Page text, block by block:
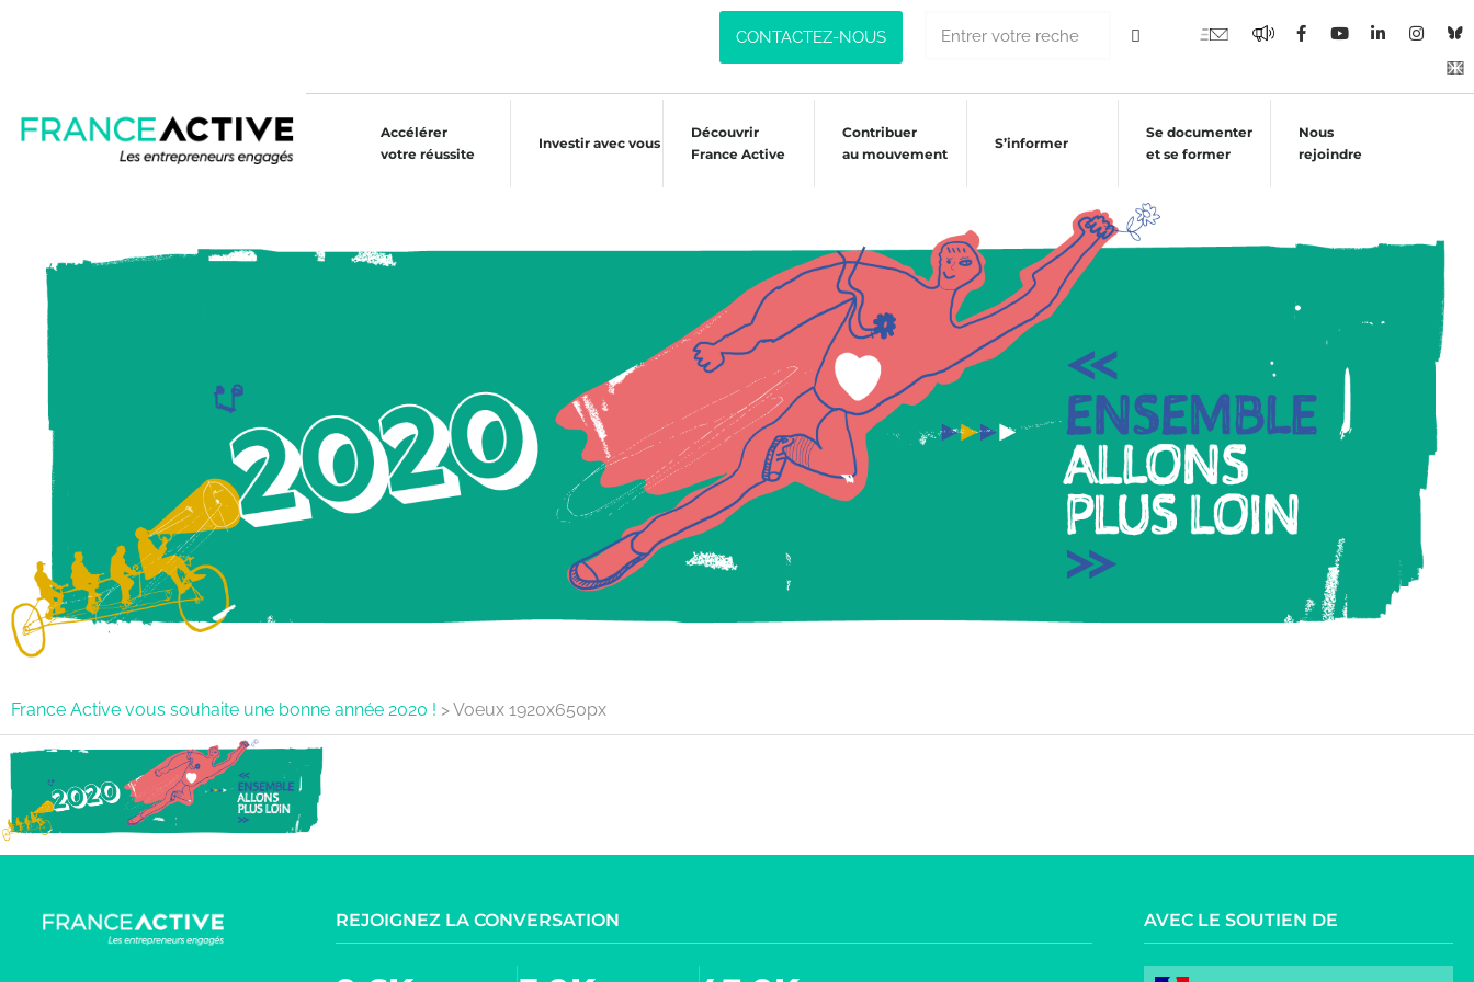
CONTACTEZ-NOUS
Accélérer
votre réussite
Investir avec vous
Découvrir
France Active
Contribuer
au mouvement
S’informer
Se documenter
et se former
Nous
rejoindre
France Active vous souhaite une bonne année 2020 ! >Voeux 1920x650px
REJOIGNEZ LA CONVERSATION AVEC LE SOUTIEN DE